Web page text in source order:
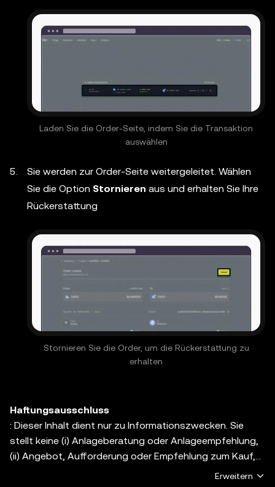
Laden Sie die Order-Seite, indem Sie die Transaktion
auswählen
Sie werden zur Order-Seite weitergeleitet. Wählen
Sie die Option Stornieren aus und erhalten Sie Ihre
Rückerstattung
Stornieren Sie die Order, um die Rückerstattung zu
erhalten
Haftungsausschluss
: Dieser Inhalt dient nur zu Informationszwecken. Sie
stellt keine (i) Anlageberatung oder Anlageempfehlung,
(ii) Angebot, Aufforderung oder Empfehlung zum Kauf,
Verkauf oder Halten von digitalen Vermögenswerten
Erweitern